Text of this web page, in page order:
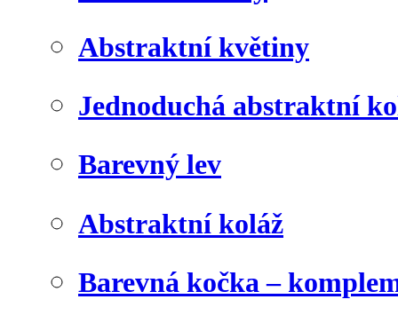
Abstraktní květiny
Jednoduchá abstraktní
Barevný lev
Abstraktní koláž
Barevná kočka –